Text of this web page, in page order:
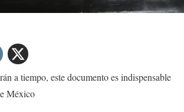
a tiempo, este documento es indispensable
México